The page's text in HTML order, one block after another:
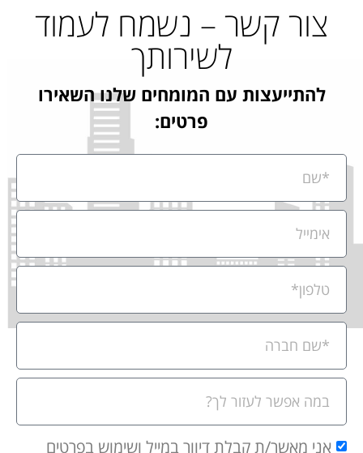
צור קשר – נשמח לעמוד
לשירותך
להתייעצות עם המומחים שלנו השאירו
פרטים:
אני מאשר/ת קבלת דיוור במייל ושימוש בפרטים